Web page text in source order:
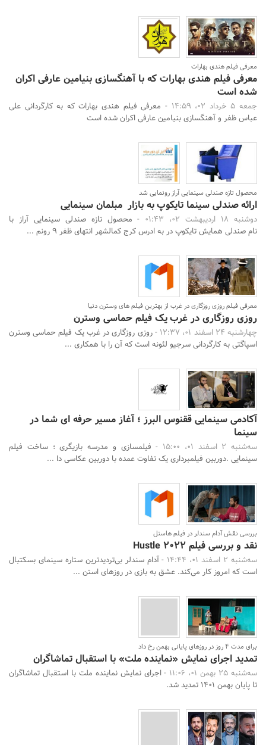
معرفی فیلم هندی بهارات
معرفی فیلم هندی بهارات که با آهنگسازی بنیامین عارفی اکران
شده است
جمعه 5 خرداد 02، 14:59 -
معرفی فیلم هندی بهارات که به کارگردانی علی
عباس ظفر و آهنگسازی بنیامین عارفی اکران شده است
محصول تازه صندلی سینمایی آراز رونمایی شد
ارائه صندلی سینما تایکوپ به بازار مبلمان سینمایی
دوشنبه 18 اردیبهشت 02، 01:43 -
محصول تازه صندلی سینمایی آراز با
نام صندلی همایش تایکوپ در به ادرس کرج کمالشهر انتهای ظفر ۹ رونم ...
معرفی فیلم روزی روزگاری در غرب از بهترین فیلم های وسترن دنیا
روزی روزگاری در غرب یک فیلم حماسی وسترن
چهارشنبه 24 اسفند 01، 12:37 -
روزی روزگاری در غرب یک فیلم حماسی وسترن
اسپاگتی به کارگردانی سرجیو لئونه است که آن را با همکاری ...
آکادمی سینمایی ققنوس البرز ؛ آغاز مسیر حرفه ای شما در
سینما
سه‌شنبه 2 اسفند 01، 15:00 -
فیلمسازی و مدرسه بازیگری ؛ ساخت فیلم
سینمایی .دوربین فیلمبرداری یک تفاوت عمده با دوربین عکاسی دا ...
بررسی نقش آدام سندلر در فیلم هاستل
نقد و بررسی فیلم Hustle 2022
سه‌شنبه 2 اسفند 01، 14:44 -
آدام سندلر بی‌تردیدترین ستاره سینمای بسکتبال
است که امروز کار می‌کند. عشق به بازی در روزهای استن ...
برای مدت 4 روز در روزهای پایانی بهمن رخ داد
تمدید اجرای نمایش «نماینده ملت» با استقبال تماشاگران
سه‌شنبه 25 بهمن 01، 11:06 -
اجرای نمایش نماینده ملت با استقبال تماشاگران
تا پایان بهمن 1401 تمدید شد.